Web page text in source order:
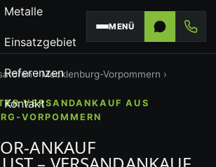
Metalle
Einsatzgebiet
Referenzen
Kontakt
MENÜ
›Mecklenburg-Vorpommern ›
VERSANDANKAUF AUS
VORPOMMERN
ANKAUF